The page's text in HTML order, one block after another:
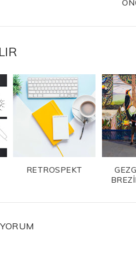
RETROSPEKT